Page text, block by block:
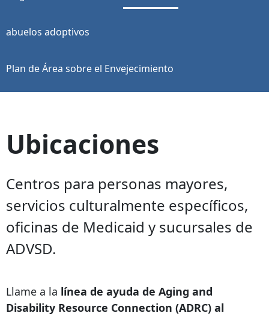
abuelos adoptivos
Plan de Área sobre el Envejecimiento
Ubicaciones
Centros para personas mayores,
servicios culturalmente específicos,
oficinas de Medicaid y sucursales de
ADVSD.
Llame a la línea de ayuda de Aging and
Disability Resource Connection (ADRC) al